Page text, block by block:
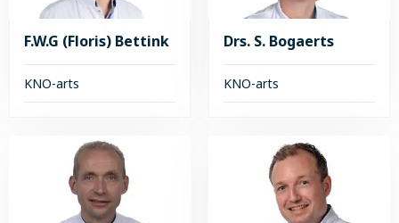
F.W.G (Floris) Bettink
KNO-arts
Drs. S. Bogaerts
KNO-arts